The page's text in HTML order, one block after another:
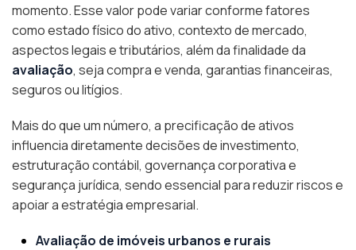
momento. Esse valor pode variar conforme fatores
como estado físico do ativo, contexto de mercado,
aspectos legais e tributários, além da finalidade da
avaliação, seja compra e venda, garantias financeiras,
seguros ou litígios.
Mais do que um número, a precificação de ativos
influencia diretamente decisões de investimento,
estruturação contábil, governança corporativa e
segurança jurídica, sendo essencial para reduzir riscos e
apoiar a estratégia empresarial.
Avaliação de imóveis urbanos e rurais